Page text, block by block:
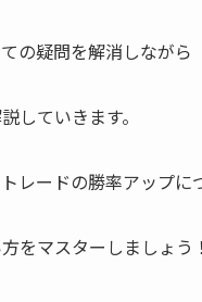
の疑問を解消しながら
していきます。
レードの勝率アップに
をマスターしましょう！